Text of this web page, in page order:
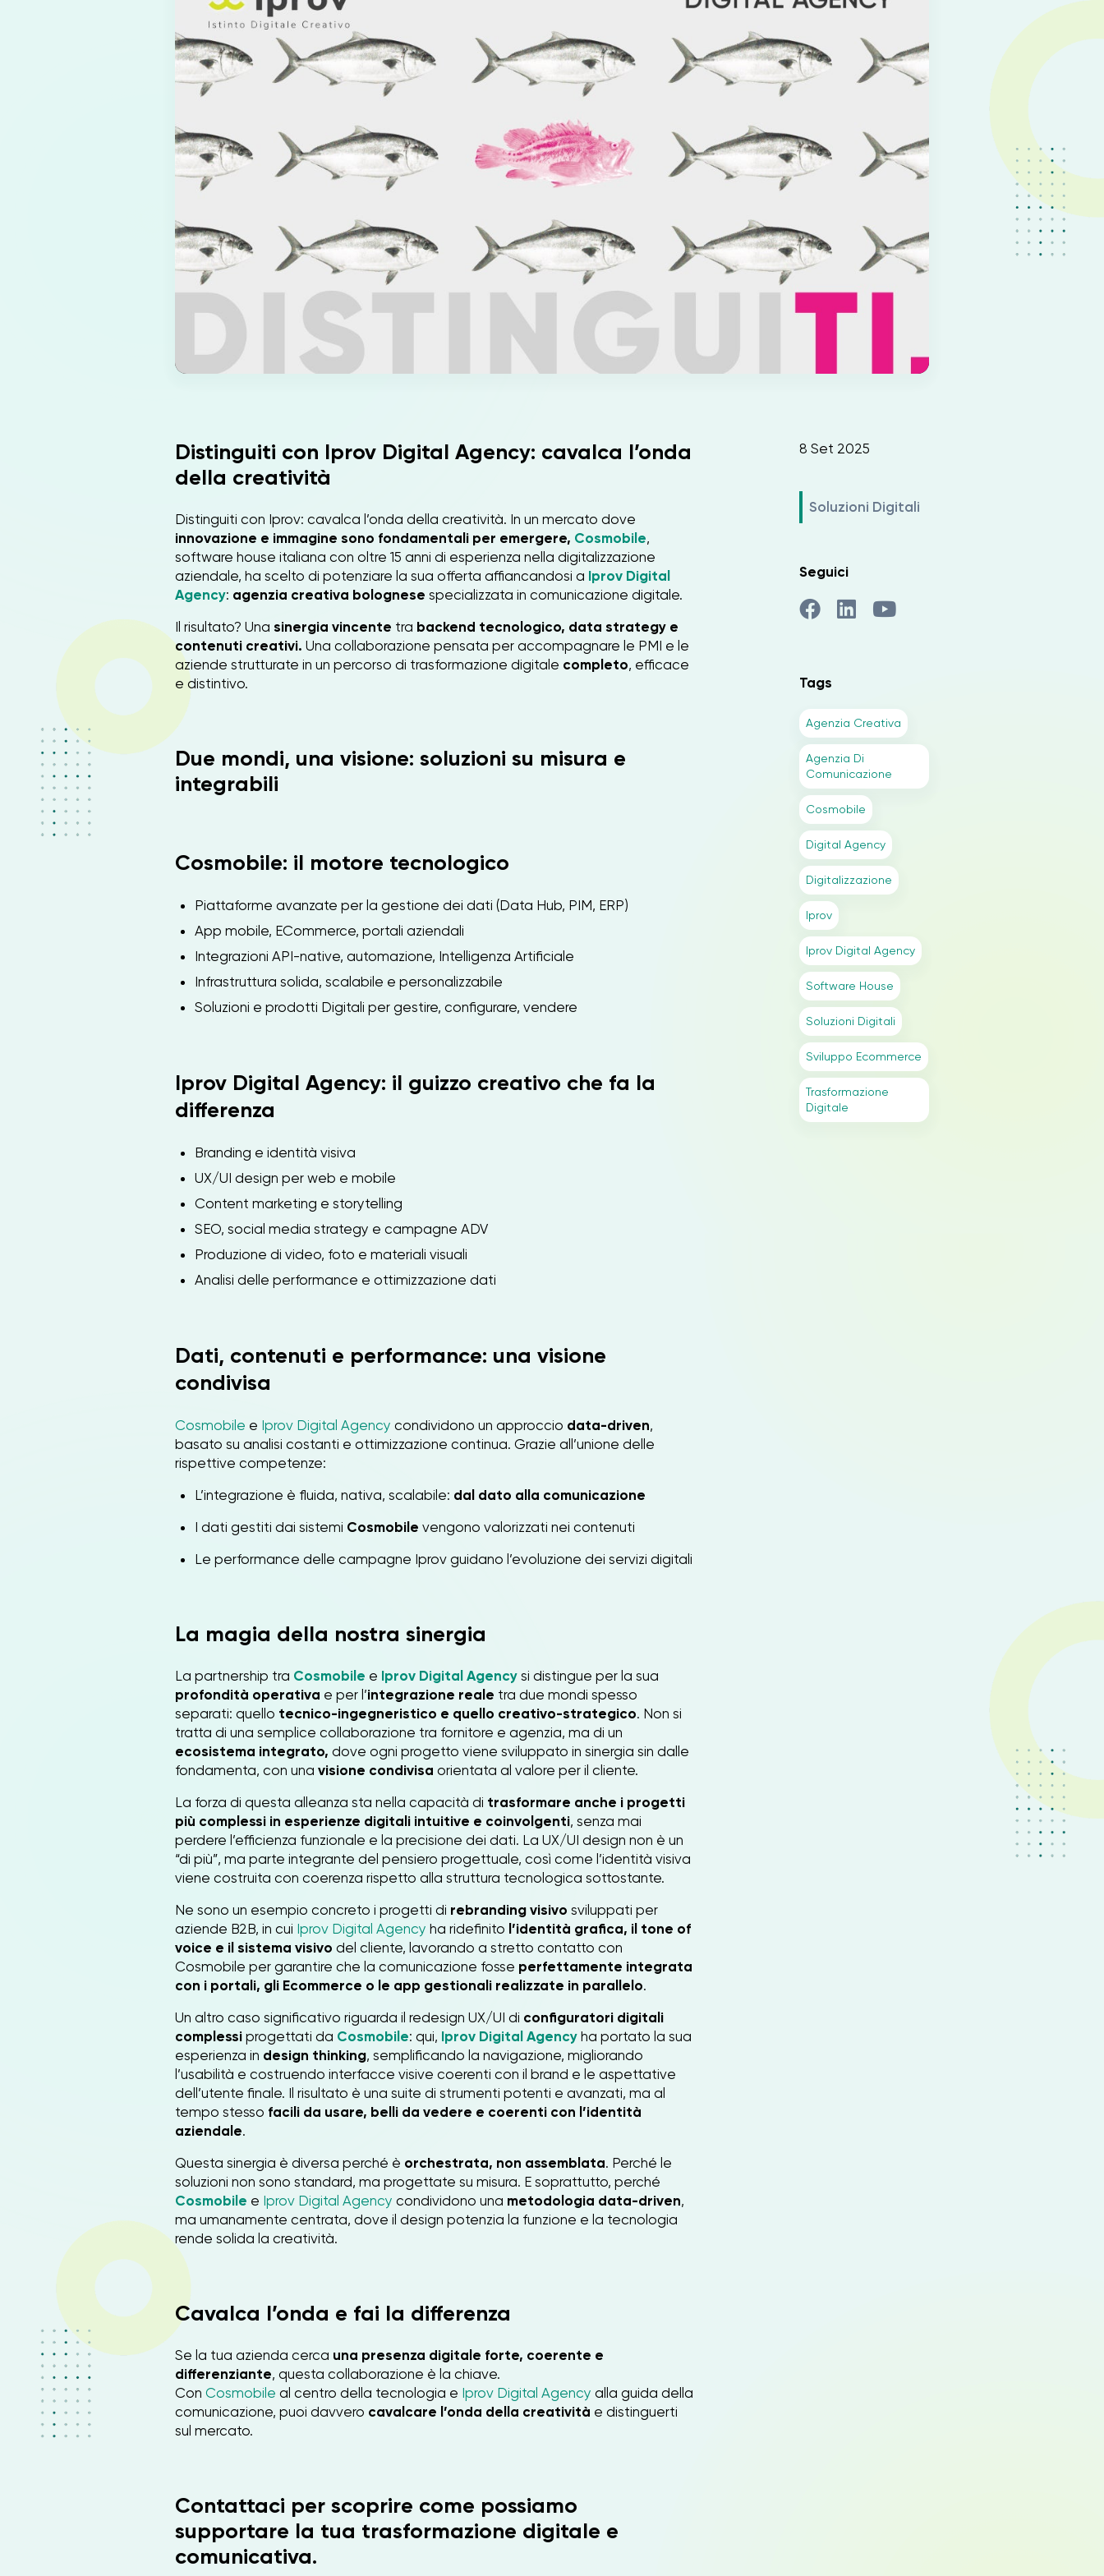
EN
Distinguiti con Iprov Digital Agency: cavalca l’onda
della creatività
Distinguiti con Iprov: cavalca l’onda della creatività. In un mercato dove
innovazione e immagine sono fondamentali per emergere, Cosmobile,
software house italiana con oltre 15 anni di esperienza nella digitalizzazione
aziendale, ha scelto di potenziare la sua offerta affiancandosi a Iprov Digital
Agency: agenzia creativa bolognese specializzata in comunicazione digitale.
Il risultato? Una sinergia vincente tra backend tecnologico, data strategy e
contenuti creativi. Una collaborazione pensata per accompagnare le PMI e le
aziende strutturate in un percorso di trasformazione digitale completo, efficace
e distintivo.
Due mondi, una visione: soluzioni su misura e
integrabili
Cosmobile: il motore tecnologico
Piattaforme avanzate per la gestione dei dati (Data Hub, PIM, ERP)
App mobile, ECommerce, portali aziendali
Integrazioni API-native, automazione, Intelligenza Artificiale
Infrastruttura solida, scalabile e personalizzabile
Soluzioni e prodotti Digitali per gestire, configurare, vendere
Iprov Digital Agency: il guizzo creativo che fa la
differenza
Branding e identità visiva
UX/UI design per web e mobile
Content marketing e storytelling
SEO, social media strategy e campagne ADV
Produzione di video, foto e materiali visuali
Analisi delle performance e ottimizzazione dati
Dati, contenuti e performance: una visione
condivisa
Cosmobile e Iprov Digital Agency condividono un approccio data-driven,
basato su analisi costanti e ottimizzazione continua. Grazie all’unione delle
rispettive competenze:
L’integrazione è fluida, nativa, scalabile: dal dato alla comunicazione
I dati gestiti dai sistemi Cosmobile vengono valorizzati nei contenuti
Le performance delle campagne Iprov guidano l’evoluzione dei servizi digitali
La magia della nostra sinergia
La partnership tra Cosmobile e Iprov Digital Agency si distingue per la sua
profondità operativa e per l’integrazione reale tra due mondi spesso
separati: quello tecnico-ingegneristico e quello creativo-strategico. Non si
tratta di una semplice collaborazione tra fornitore e agenzia, ma di un
ecosistema integrato, dove ogni progetto viene sviluppato in sinergia sin dalle
fondamenta, con una visione condivisa orientata al valore per il cliente.
La forza di questa alleanza sta nella capacità di trasformare anche i progetti
più complessi in esperienze digitali intuitive e coinvolgenti, senza mai
perdere l’efficienza funzionale e la precisione dei dati. La UX/UI design non è un
“di più”, ma parte integrante del pensiero progettuale, così come l’identità visiva
viene costruita con coerenza rispetto alla struttura tecnologica sottostante.
Ne sono un esempio concreto i progetti di rebranding visivo sviluppati per
aziende B2B, in cui Iprov Digital Agency ha ridefinito l’identità grafica, il tone of
voice e il sistema visivo del cliente, lavorando a stretto contatto con
Cosmobile per garantire che la comunicazione fosse perfettamente integrata
con i portali, gli Ecommerce o le app gestionali realizzate in parallelo.
Un altro caso significativo riguarda il redesign UX/UI di configuratori digitali
complessi progettati da Cosmobile: qui, Iprov Digital Agency ha portato la sua
esperienza in design thinking, semplificando la navigazione, migliorando
l’usabilità e costruendo interfacce visive coerenti con il brand e le aspettative
dell’utente finale. Il risultato è una suite di strumenti potenti e avanzati, ma al
tempo stesso facili da usare, belli da vedere e coerenti con l’identità
aziendale.
Questa sinergia è diversa perché è orchestrata, non assemblata. Perché le
soluzioni non sono standard, ma progettate su misura. E soprattutto, perché
Cosmobile e Iprov Digital Agency condividono una metodologia data-driven,
ma umanamente centrata, dove il design potenzia la funzione e la tecnologia
rende solida la creatività.
Cavalca l’onda e fai la differenza
Se la tua azienda cerca una presenza digitale forte, coerente e
differenziante, questa collaborazione è la chiave.
Con Cosmobile al centro della tecnologia e Iprov Digital Agency alla guida della
comunicazione, puoi davvero cavalcare l’onda della creatività e distinguerti
sul mercato.
Contattaci per scoprire come possiamo
supportare la tua trasformazione digitale e
comunicativa.
8 Set 2025
Soluzioni Digitali
Seguici
Tags
Agenzia Creativa
Agenzia Di
Comunicazione
Cosmobile
Digital Agency
Digitalizzazione
Iprov
Iprov Digital Agency
Software House
Soluzioni Digitali
Sviluppo Ecommerce
Trasformazione
Digitale